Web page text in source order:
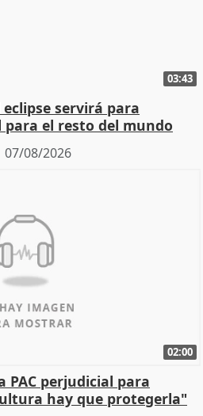
03:43
servirá para
el resto del mundo
07/08/2026
02:00
PAC perjudicial para
hay que protegerla"